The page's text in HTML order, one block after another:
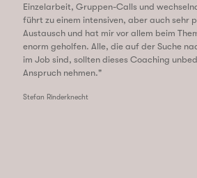
Einzelarbeit, Gruppen-Calls und
führt zu einem intensiven, aber auch sehr
Austausch und hat mir vor allem beim
enorm geholfen. Alle, die auf der Suche
im Job sind, sollten dieses Coaching
Anspruch nehmen."
Stefan Rinderknecht